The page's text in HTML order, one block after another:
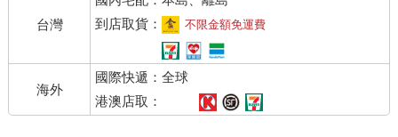
台灣
到店取貨：
不限金額免運費
海外
國際快遞：全球
港澳店取：